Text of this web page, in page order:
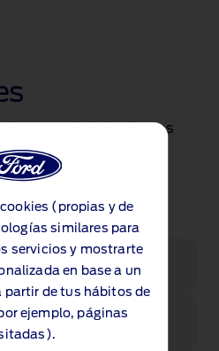
(propias y de
similares para
servicios y mostrarte
en base a un
partir de tus hábitos de
ejemplo, páginas
variedad de ofertas
y
Ford que mejor se